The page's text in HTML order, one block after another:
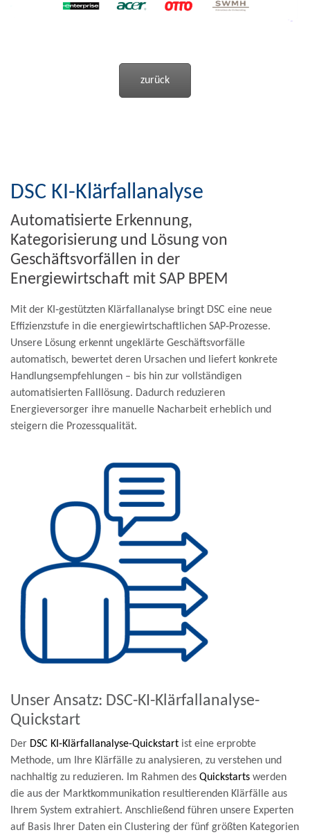
zurück
DSC KI-Klärfallanalyse
Automatisierte Erkennung,
Kategorisierung und Lösung von
Geschäftsvorfällen in der
Energiewirtschaft mit SAP BPEM
Mit der KI‑gestützten Klärfallanalyse bringt DSC eine neue
Effizienzstufe in die energiewirtschaftlichen SAP‑Prozesse.
Unsere Lösung erkennt ungeklärte Geschäftsvorfälle
automatisch, bewertet deren Ursachen und liefert konkrete
Handlungsempfehlungen – bis hin zur vollständigen
automatisierten Falllösung. Dadurch reduzieren
Energieversorger ihre manuelle Nacharbeit erheblich und
steigern die Prozessqualität.
Unser Ansatz: DSC-KI-Klärfallanalyse-
Quickstart
Der DSC KI-Klärfallanalyse-Quickstart ist eine erprobte
Methode, um Ihre Klärfälle zu analysieren, zu verstehen und
nachhaltig zu reduzieren. Im Rahmen des Quickstarts werden
die aus der Marktkommunikation resultierenden Klärfälle aus
Ihrem System extrahiert. Anschließend führen unsere Experten
auf Basis Ihrer Daten ein Clustering der fünf größten Kategorien